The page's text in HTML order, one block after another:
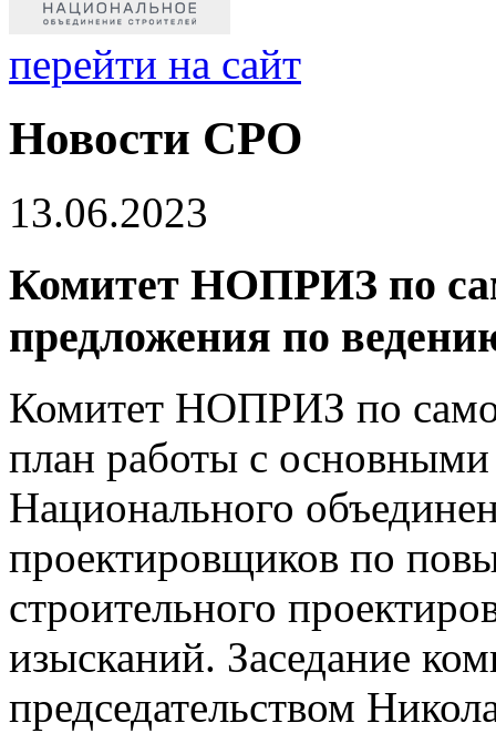
перейти на сайт
Новости СРО
13.06.2023
Комитет НОПРИЗ по
предложения по
Комитет НОПРИЗ по
план работы с основными
Национального
проектировщиков по
строительного
изысканий. Заседание
председательством